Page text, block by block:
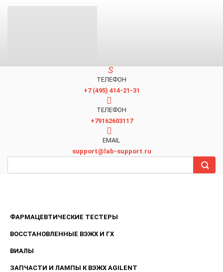
ТЕЛЕФОН
+7 (495) 414-21-31
TЕЛЕФОН
+79162603117
EMAIL
support@lab-support.ru
ФАРМАЦЕВТИЧЕСКИЕ ТЕСТЕРЫ
ВОССТАНОВЛЕННЫЕ ВЭЖХ И ГХ
ВИАЛЫ
ЗАПЧАСТИ И ЛАМПЫ К ВЭЖХ AGILENT